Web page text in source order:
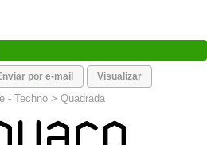
por e-mail Visualizar
- Techno> Quadrada